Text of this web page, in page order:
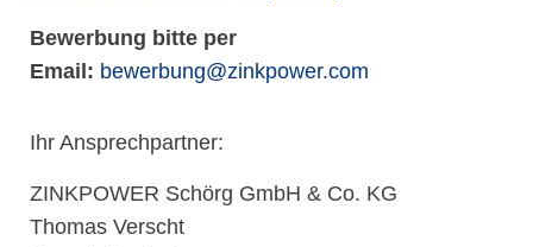
Bewerbung bitte per
Email: bewerbung@zinkpower.com
Ihr Ansprechpartner:
ZINKPOWER Schörg GmbH & Co. KG
Thomas Verscht